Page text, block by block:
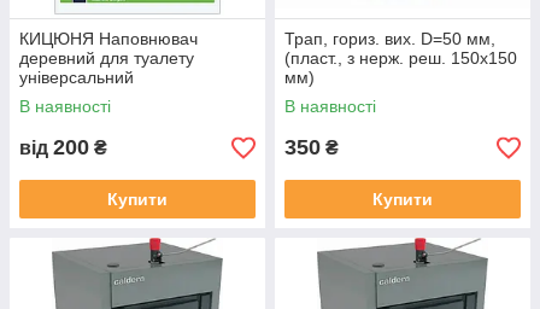
КИЦЮНЯ Наповнювач
деревний для туалету
універсальний
гранульований,
поглинаючий, натуральний
В наявності
від 200 ₴
Купити
Трап, гориз. вих. D=50 мм,
(пласт., з нерж. реш. 150x150
мм)
В наявності
350 ₴
Купити